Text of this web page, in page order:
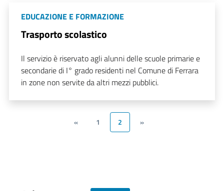
EDUCAZIONE E FORMAZIONE
Trasporto scolastico
Il servizio è riservato agli alunni delle scuole primarie e
secondarie di I° grado residenti nel Comune di Ferrara
in zone non servite da altri mezzi pubblici.
« 1 2 »